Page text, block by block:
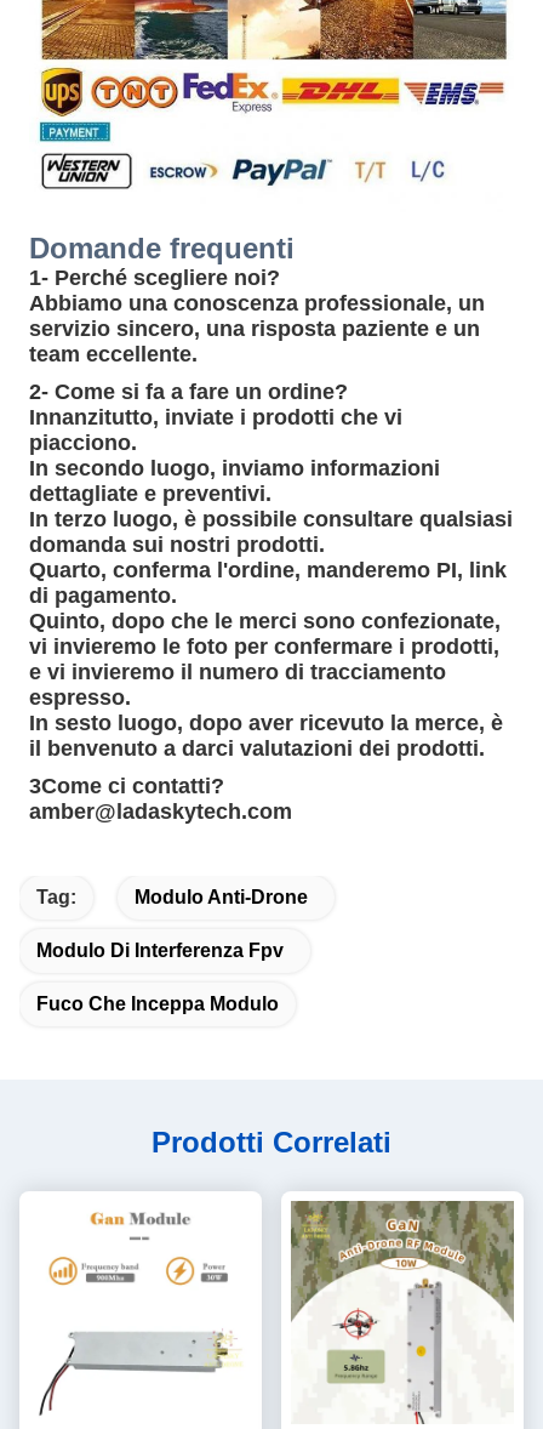
Domande frequenti
1- Perché scegliere noi?
Abbiamo una conoscenza professionale, un
servizio sincero, una risposta paziente e un
team eccellente.
2- Come si fa a fare un ordine?
Innanzitutto, inviate i prodotti che vi
piacciono.
In secondo luogo, inviamo informazioni
dettagliate e preventivi.
In terzo luogo, è possibile consultare qualsiasi
domanda sui nostri prodotti.
Quarto, conferma l'ordine, manderemo PI, link
di pagamento.
Quinto, dopo che le merci sono confezionate,
vi invieremo le foto per confermare i prodotti,
e vi invieremo il numero di tracciamento
espresso.
In sesto luogo, dopo aver ricevuto la merce, è
il benvenuto a darci valutazioni dei prodotti.
3Come ci contatti?
amber@ladaskytech.com
Tag: Modulo Anti-Drone
Modulo Di Interferenza Fpv
Fuco Che Inceppa Modulo
Prodotti Correlati